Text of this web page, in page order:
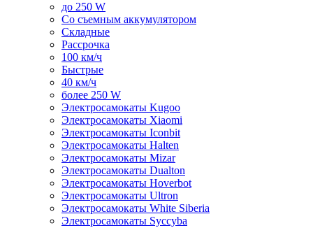
до 250 W
Со съемным аккумулятором
Складные
Рассрочка
100 км/ч
Быстрые
40 км/ч
более 250 W
Электросамокаты Kugoo
Электросамокаты Xiaomi
Электросамокаты Iconbit
Электросамокаты Halten
Электросамокаты Mizar
Электросамокаты Dualton
Электросамокаты Hoverbot
Электросамокаты Ultron
Электросамокаты White Siberia
Электросамокаты Syccyba